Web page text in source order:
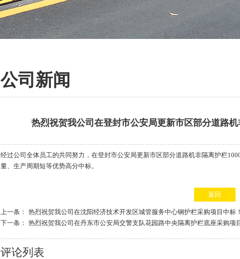
公司新闻
热烈祝贺我公司在登封市公安局更新市区部分道路
经过公司全体员工的共同努力，在登封市公安局更新市区部分道路机非隔离护栏
量、生产周期短等优势高分中标。
返回
上一条： 热烈祝贺我公司在沈阳经济技术开发区城管服务中心钢护栏采购项目中标！
下一条： 热烈祝贺我公司在丹东市公安局交警支队花园路中央隔离护栏底座采购项
评论列表